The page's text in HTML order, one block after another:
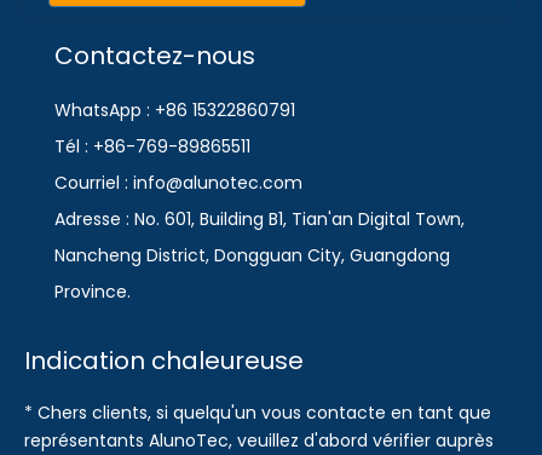
Contactez-nous
WhatsApp : +86 15322860791
Tél : +86-769-89865511
Courriel : info@alunotec.com
Adresse : No. 601, Building B1, Tian'an Digital Town,
Nancheng District, Dongguan City, Guangdong
Province.
Indication chaleureuse
* Chers clients, si quelqu'un vous contacte en tant que
représentants AlunoTec, veuillez d'abord vérifier auprès